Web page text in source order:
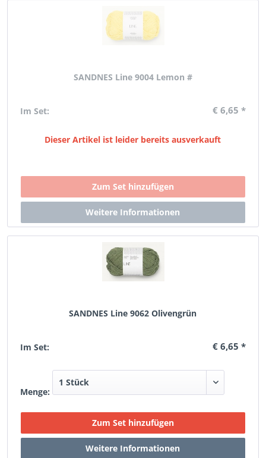
SANDNES Line 9004 Lemon #
Im Set: € 6,65 *
Dieser Artikel ist leider bereits ausverkauft
SANDNES Line 9062 Olivengrün
Im Set: € 6,65 *
Menge: